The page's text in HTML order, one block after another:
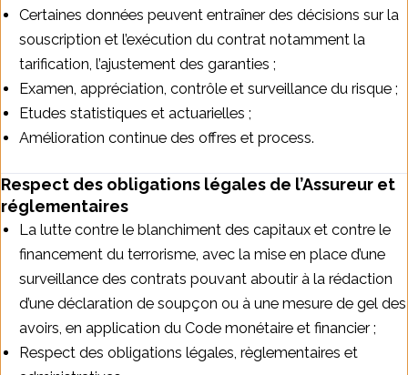
Certaines données peuvent entraîner des décisions sur la
souscription et l’exécution du contrat notamment la
tarification, l’ajustement des garanties ;
Examen, appréciation, contrôle et surveillance du risque ;
Etudes statistiques et actuarielles ;
Amélioration continue des offres et process.
Respect des obligations légales de l’Assureur et
réglementaires
La lutte contre le blanchiment des capitaux et contre le
financement du terrorisme, avec la mise en place d’une
surveillance des contrats pouvant aboutir à la rédaction
d’une déclaration de soupçon ou à une mesure de gel des
avoirs, en application du Code monétaire et financier ;
Respect des obligations légales, règlementaires et